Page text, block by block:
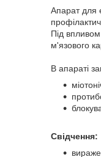
Апарат для
Під
м'язового
В апараті
Свідчення: